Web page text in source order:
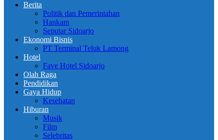
Berita
Politik dan Pemerintahan
Hankam
Seputar Sidoarjo
Ekonomi Bisnis
PT Terminal Teluk Lamong
Hotel
Fave Hotel Sidoarjo
Olah Raga
Pendidikan
Gaya Hidup
Kesehatan
Hiburan
Musik
Film
Selebritas